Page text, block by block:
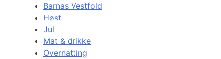
Barnas Vestfold
Høst
Jul
Mat & drikke
Overnatting